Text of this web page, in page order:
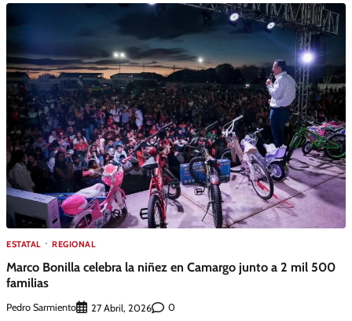
ESTATAL REGIONAL
Marco Bonilla celebra la niñez en Camargo junto a 2 mil 500
familias
Pedro Sarmiento 27 Abril, 2026 0